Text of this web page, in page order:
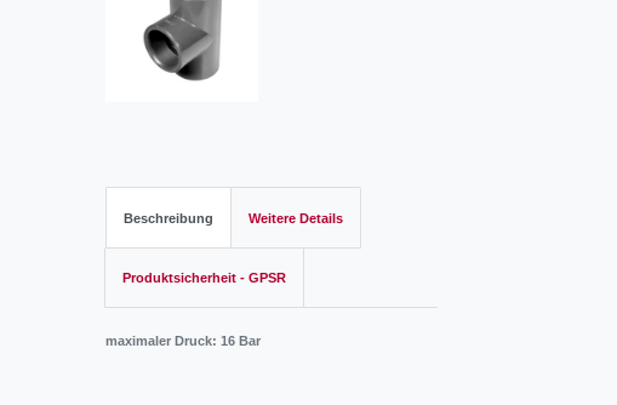
Beschreibung Weitere Details
Produktsicherheit - GPSR
maximaler Druck: 16 Bar